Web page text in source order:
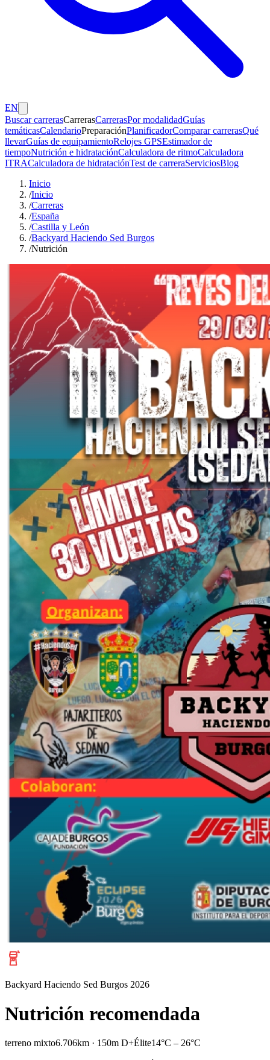
EN
Buscar carrerasCarrerasCarrerasPor modalidadGuías
temáticasCalendarioPreparaciónPlanificadorComparar carrerasQué
llevarGuías de equipamientoRelojes GPSEstimador de
tiempoNutrición e hidrataciónCalculadora de ritmoCalculadora
ITRACalculadora de hidrataciónTest de carreraServiciosBlog
Inicio
/Inicio
/Carreras
/España
/Castilla y León
/Backyard Haciendo Sed Burgos
/Nutrición
Backyard Haciendo Sed Burgos 2026
Nutrición recomendada
terreno mixto6.706km · 150m D+Élite14°C – 26°C